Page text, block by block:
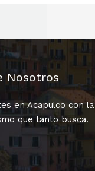
Nosotros
en Acapulco con
que tanto busca.